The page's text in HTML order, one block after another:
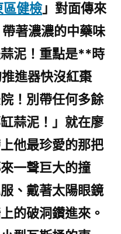
區健檢」對面傳來
著濃濃的中藥味
泥！重點是**時
進器快沒紅棗
！別帶任何多餘
蒜泥！」就在廖
他最珍愛的那把
一聲巨大的撞
、戴著太陽眼鏡
的破洞鑽進來。